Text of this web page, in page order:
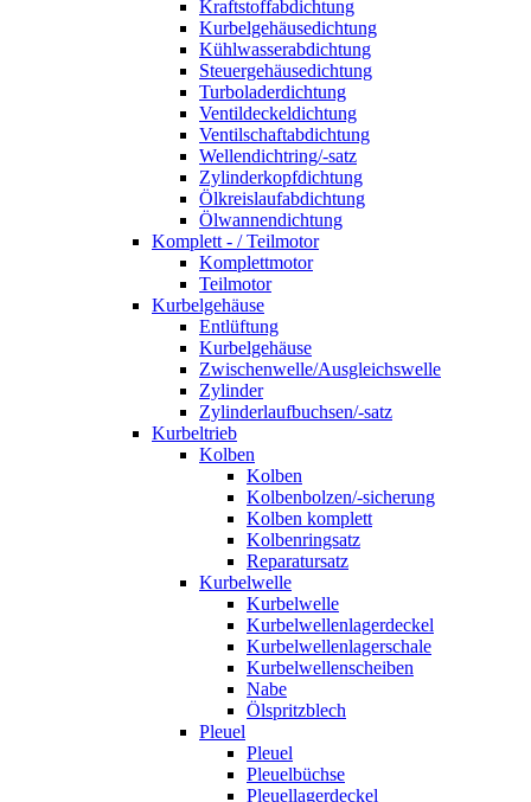
Kraftstoffabdichtung
Kurbelgehäusedichtung
Kühlwasserabdichtung
Steuergehäusedichtung
Turboladerdichtung
Ventildeckeldichtung
Ventilschaftabdichtung
Wellendichtring/-satz
Zylinderkopfdichtung
Ölkreislaufabdichtung
Ölwannendichtung
Komplett - / Teilmotor
Komplettmotor
Teilmotor
Kurbelgehäuse
Entlüftung
Kurbelgehäuse
Zwischenwelle/Ausgleichswelle
Zylinder
Zylinderlaufbuchsen/-satz
Kurbeltrieb
Kolben
Kolben
Kolbenbolzen/-sicherung
Kolben komplett
Kolbenringsatz
Reparatursatz
Kurbelwelle
Kurbelwelle
Kurbelwellenlagerdeckel
Kurbelwellenlagerschale
Kurbelwellenscheiben
Nabe
Ölspritzblech
Pleuel
Pleuel
Pleuelbüchse
Pleuellagerdeckel